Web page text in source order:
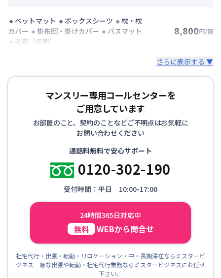
🔸ベットマット 🔸ボックスシーツ 🔸枕・枕
カバー 🔸掛布団・掛けカバー 🔸バスマット
🔸毛布（冬期）
8,800円/回
さらに表示する ▼
マンスリー専用コールセンターを
ご用意しています
お部屋のこと、契約のことなどご不明点はお気軽に
お問い合わせください
通話料無料で安心サポート
0120-302-190
受付時間：平日 10:00-17:00
24時間365日対応中
無料 WEBから問合せ
社宅代行・出張・転勤・リロケーション・中・長期滞在ならミスタービ
ジネス 急な出張や転勤・社宅代行業務ならミスタービジネスにお任せ
下さい。